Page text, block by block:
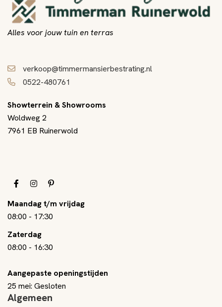
Alles voor jouw tuin en terras
verkoop@timmermansierbestrating.nl
0522-480761
Showterrein & Showrooms
Woldweg 2
7961 EB Ruinerwold
Maandag t/m vrijdag
08:00 - 17:30
Zaterdag
08:00 - 16:30
Aangepaste openingstijden
25 mei: Gesloten
Algemeen